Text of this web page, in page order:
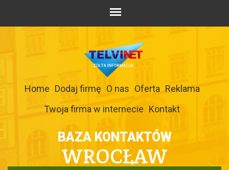
Home Dodaj firmę O nas Oferta Reklama
Twoja firma w internecie Kontakt
BAZA KONTAKTÓW
WROCŁAW